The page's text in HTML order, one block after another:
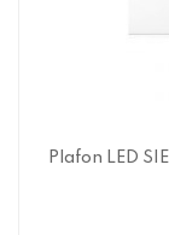
Plafon LED